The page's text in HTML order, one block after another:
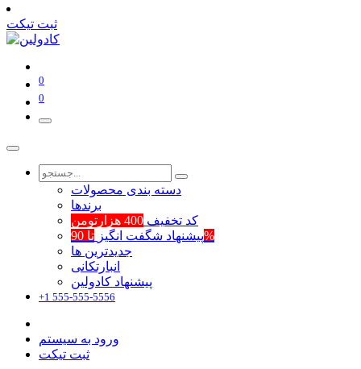
ثبت تیکت
0
0
دسته بندی محصولات
برند‌ها
کد تخفیف 400 هزارتومن
پیشنهاد شگفت انگیزتا 90%
جدیدترین ها
انبارتکانی
پیشنهاد کادولین
+1 555-555-5556
ورود به سیستم
ثبت تیکت